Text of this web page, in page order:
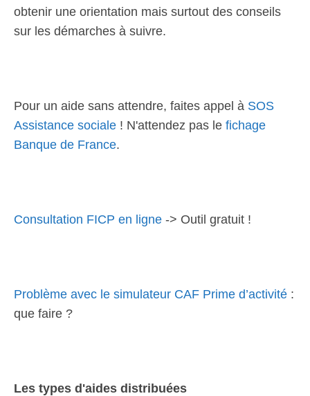
obtenir une orientation mais surtout des conseils
sur les démarches à suivre.
Pour un aide sans attendre, faites appel à SOS
Assistance sociale ! N'attendez pas le fichage
Banque de France.
Consultation FICP en ligne -> Outil gratuit !
Problème avec le simulateur CAF Prime d’activité :
que faire ?
Les types d'aides distribuées